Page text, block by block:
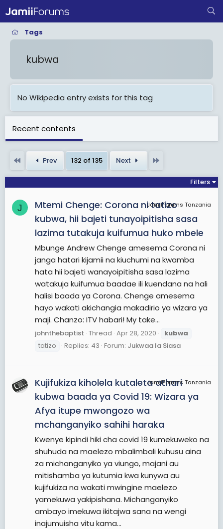
Tags
kubwa
No Wikipedia entry exists for this tag
Recent contents
Prev 132 of 135 Next
Filters
J JamiiForums Tanzania
Mtemi Chenge: Corona ni tatizo
kubwa, hii bajeti tunayoipitisha sasa
lazima tutakuja kuifumua huko mbele
Mbunge Andrew Chenge amesema Corona ni
janga hatari kijamii na kiuchumi na kwamba
hata hii bajeti wanayoipitisha sasa lazima
watakuja kuifumua baadae ili kuendana na hali
halisi baada ya Corona. Chenge amesema
hayo wakati akichangia makadirio ya wizara ya
maji. Chanzo: ITV habari! My take...
johnthebaptist Thread Apr 28, 2020
kubwa
tatizo
Replies: 43 Forum: Jukwaa la Siasa
JamiiForums Tanzania
Kujifukiza kiholela kutaleta athari
kubwa baada ya Covid 19: Wizara ya
Afya itupe mwongozo wa
mchanganyiko sahihi haraka
Kwenye kipindi hiki cha covid 19 kumekuweko na
shuhuda na maelezo mbalimbali kuhusu aina
za michanganyiko ya viungo, majani au
mitishamba ya kutumia kwa kunywa au
kujifukiza na wakati mwingine maelezo
yamekuwa yakipishana. Michanganyiko
ambayo imekuwa ikitajwa sana na wengi
inajumuisha vitu kama...